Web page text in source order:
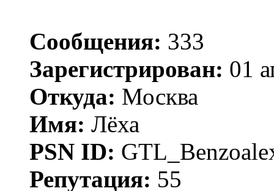
Сообщения: 333
Зарегистрирован: 01
Откуда: Москва
Имя: Лёха
PSN ID:
Репутация: 55